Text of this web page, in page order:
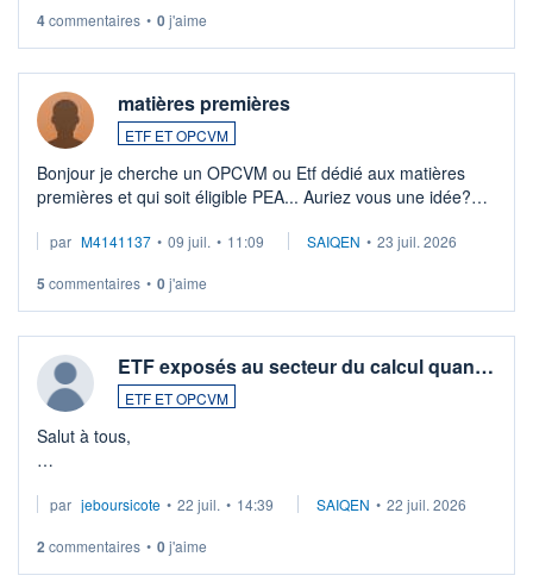
4commentaires • 0j'aime
matières premières
ETF ET OPCVM
Bonjour je cherche un OPCVM ou Etf dédié aux matières
premières et qui soit éligible PEA... Auriez vous une idée?
par M4141137 • 09 juil. • 11:09 SAIQEN • 23 juil. 2026
5 commentaires • 0j'aime
ETF exposés au secteur du calcul quan…
ETF ET OPCVM
Salut à tous,
via un ETF plutôt que des actions individuelles.
Idéalement, je voudrais qu'il soit éligible au PEA.
par jeboursicote • 22 juil. • 14:39 SAIQEN • 22 juil. 2026
2 commentaires • 0j'aime